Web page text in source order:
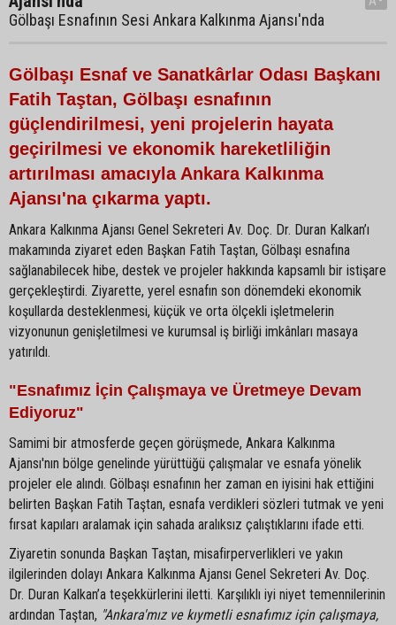
Gölbaşı Esnafının Sesi Ankara Kalkınma Ajansı'nda
Gölbaşı Esnaf ve Sanatkârlar Odası Başkanı
Fatih Taştan, Gölbaşı esnafının
güçlendirilmesi, yeni projelerin hayata
geçirilmesi ve ekonomik hareketliliğin
artırılması amacıyla Ankara Kalkınma
Ajansı'na çıkarma yaptı.
Ankara Kalkınma Ajansı Genel Sekreteri Av. Doç. Dr. Duran Kalkan’ı
makamında ziyaret eden Başkan Fatih Taştan, Gölbaşı esnafına
sağlanabilecek hibe, destek ve projeler hakkında kapsamlı bir istişare
gerçekleştirdi. Ziyarette, yerel esnafın son dönemdeki ekonomik
koşullarda desteklenmesi, küçük ve orta ölçekli işletmelerin
vizyonunun genişletilmesi ve kurumsal iş birliği imkânları masaya
yatırıldı.
"Esnafımız İçin Çalışmaya ve Üretmeye Devam
Ediyoruz"
Samimi bir atmosferde geçen görüşmede, Ankara Kalkınma
Ajansı'nın bölge genelinde yürüttüğü çalışmalar ve esnafa yönelik
projeler ele alındı. Gölbaşı esnafının her zaman en iyisini hak ettiğini
belirten Başkan Fatih Taştan, esnafa verdikleri sözleri tutmak ve yeni
fırsat kapıları aralamak için sahada aralıksız çalıştıklarını ifade etti.
Ziyaretin sonunda Başkan Taştan, misafirperverlikleri ve yakın
ilgilerinden dolayı Ankara Kalkınma Ajansı Genel Sekreteri Av. Doç.
Dr. Duran Kalkan’a teşekkürlerini iletti. Karşılıklı iyi niyet temennilerinin
ardından Taştan, "Ankara'mız ve kıymetli esnafımız için çalışmaya,